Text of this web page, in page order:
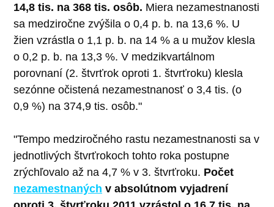
14,8 tis. na 368 tis. osôb. Miera nezamestnanosti
sa medziročne zvýšila o 0,4 p. b. na 13,6 %. U
žien vzrástla o 1,1 p. b. na 14 % a u mužov klesla
o 0,2 p. b. na 13,3 %. V medzikvartálnom
porovnaní (2. štvrťrok oproti 1. štvrťroku) klesla
sezónne očistená nezamestnanosť o 3,4 tis. (o
0,9 %) na 374,9 tis. osôb."
"Tempo medziročného rastu nezamestnanosti sa v
jednotlivých štvrťrokoch tohto roka postupne
zrýchľovalo až na 4,7 % v 3. štvrťroku. Počet
nezamestnaných v absolútnom vyjadrení